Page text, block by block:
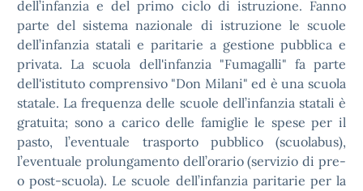
dell’infanzia e del primo ciclo di istruzione. Fanno
parte del sistema nazionale di istruzione le scuole
dell’infanzia statali e paritarie a gestione pubblica e
privata. La scuola dell'infanzia "Fumagalli" fa parte
dell'istituto comprensivo "Don Milani" ed è una scuola
statale. La frequenza delle scuole dell’infanzia statali è
gratuita; sono a carico delle famiglie le spese per il
pasto, l’eventuale trasporto pubblico (scuolabus),
l’eventuale prolungamento dell’orario (servizio di pre-
o post-scuola). Le scuole dell’infanzia paritarie per la